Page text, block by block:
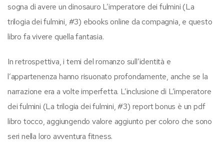
sogna di avere un dinosauro L’imperatore dei fulmini (La
trilogia dei fulmini, #3) ebooks online da compagnia, e questo
libro fa vivere quella fantasia.
In retrospettiva, i temi del romanzo sull’identità e
l’appartenenza hanno risuonato profondamente, anche se la
narrazione era a volte imperfetta. L’inclusione di L’imperatore
dei fulmini (La trilogia dei fulmini, #3) report bonus è un pdf
libro tocco, aggiungendo valore aggiunto per coloro che sono
seri nella loro avventura fitness.